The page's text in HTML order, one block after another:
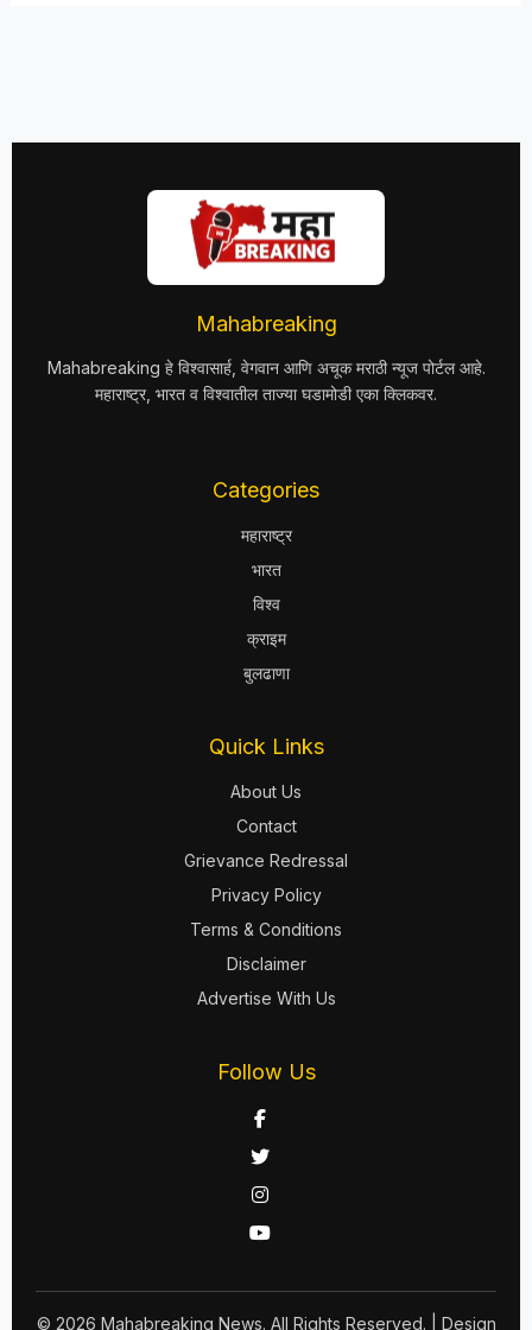
Mahabreaking
Mahabreaking हे विश्वासार्ह, वेगवान आणि अचूक मराठी न्यूज पोर्टल आहे.
महाराष्ट्र, भारत व विश्वातील ताज्या घडामोडी एका क्लिकवर.
Categories
महाराष्ट्र
भारत
विश्व
क्राइम
बुलढाणा
Quick Links
About Us
Contact
Grievance Redressal
Privacy Policy
Terms & Conditions
Disclaimer
Advertise With Us
Follow Us
© 2026 Mahabreaking News. All Rights Reserved. | Design